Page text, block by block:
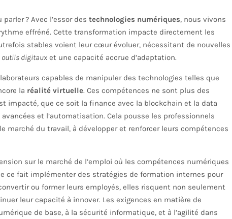
? Avec l’essor des technologies numériques, nous vivons
effréné. Cette transformation impacte directement les
stables voient leur cœur évoluer, nécessitant de nouvelles
outils digitaux et une capacité accrue d’adaptation.
capables de manipuler des technologies telles que
la réalité virtuelle. Ces compétences ne sont plus des
impacté, que ce soit la finance avec la blockchain et la data
et l’automatisation. Cela pousse les professionnels
marché du travail, à développer et renforcer leurs compétences
sur le marché de l’emploi où les compétences numériques
ce fait implémenter des stratégies de formation internes pour
ou former leurs employés, elles risquent non seulement
leur capacité à innover. Les exigences en matière de
de base, à la sécurité informatique, et à l’agilité dans